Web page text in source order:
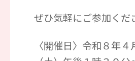
ぜひ気軽にご参加くだ
〈開催日〉令和８年４